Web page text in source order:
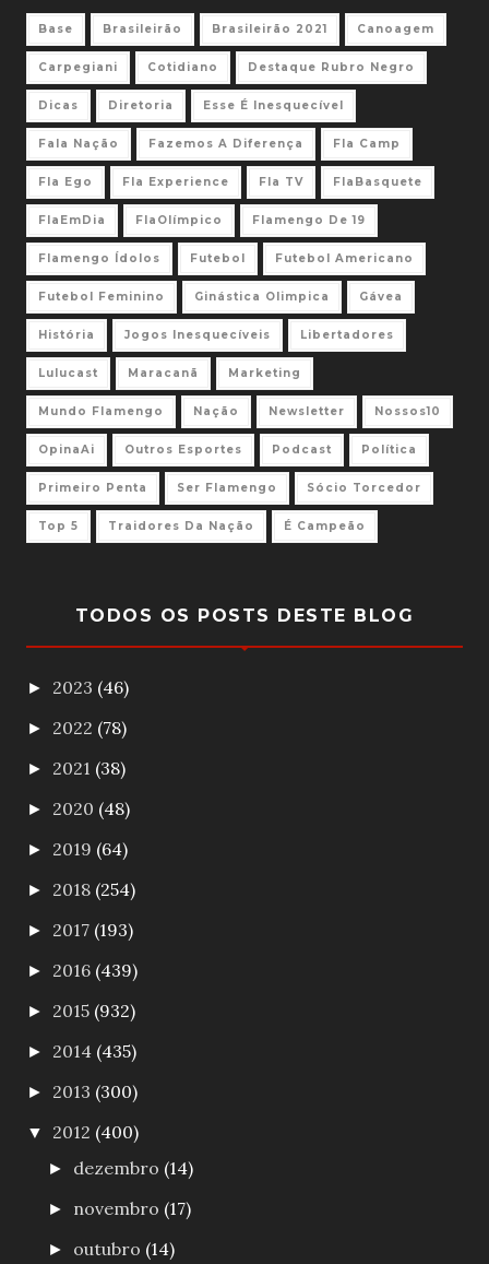
Base Brasileirão Brasileirão 2021 Canoagem
Carpegiani Cotidiano Destaque Rubro Negro
Dicas Diretoria Esse É Inesquecível
Fala Nação Fazemos A Diferença Fla Camp
Fla Ego Fla Experience Fla TV FlaBasquete
FlaEmDia FlaOlímpico Flamengo De 19
Flamengo Ídolos Futebol Futebol Americano
Futebol Feminino Ginástica Olimpica Gávea
História Jogos Inesquecíveis Libertadores
Lulucast Maracanã Marketing
Mundo Flamengo Nação Newsletter Nossos10
OpinaAi Outros Esportes Podcast Política
Primeiro Penta Ser Flamengo Sócio Torcedor
Top 5 Traidores Da Nação É Campeão
TODOS OS POSTS DESTE BLOG
► 2023 (46)
► 2022 (78)
► 2021 (38)
► 2020 (48)
► 2019 (64)
► 2018 (254)
► 2017 (193)
► 2016 (439)
► 2015 (932)
► 2014 (435)
► 2013 (300)
▼ 2012 (400)
► dezembro (14)
► novembro (17)
► outubro (14)